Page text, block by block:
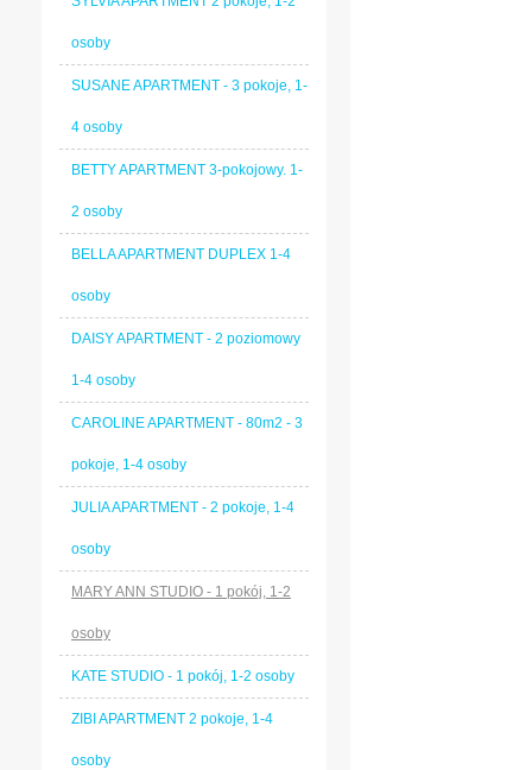
osoby
SUSANE APARTMENT - 3 pokoje, 1-
4 osoby
BETTY APARTMENT 3-pokojowy. 1-
2 osoby
BELLA APARTMENT DUPLEX 1-4
osoby
DAISY APARTMENT - 2 poziomowy
1-4 osoby
CAROLINE APARTMENT - 80m2 - 3
pokoje, 1-4 osoby
JULIA APARTMENT - 2 pokoje, 1-4
osoby
MARY ANN STUDIO - 1 pokój, 1-2
osoby
KATE STUDIO - 1 pokój, 1-2 osoby
ZIBI APARTMENT 2 pokoje, 1-4
osoby